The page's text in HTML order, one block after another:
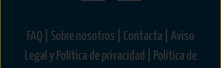
FAQ | Sobre nosotros | Contacta |
Aviso
Legal y Política de privacidad |
Política de